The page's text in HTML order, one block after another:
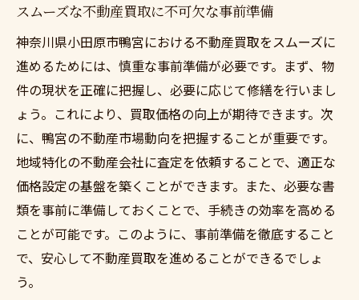
スムーズな不動産買取に不可欠な事前準備
神奈川県小田原市鴨宮における不動産買取をスムーズに
進めるためには、慎重な事前準備が必要です。まず、物
件の現状を正確に把握し、必要に応じて修繕を行いまし
ょう。これにより、買取価格の向上が期待できます。次
に、鴨宮の不動産市場動向を把握することが重要です。
地域特化の不動産会社に査定を依頼することで、適正な
価格設定の基盤を築くことができます。また、必要な書
類を事前に準備しておくことで、手続きの効率を高める
ことが可能です。このように、事前準備を徹底すること
で、安心して不動産買取を進めることができるでしょ
う。